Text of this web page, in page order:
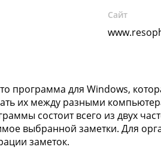
Сайт
программа для Windows,
их между разными
состоит всего из двух
выбранной заметки. Для
заметок.